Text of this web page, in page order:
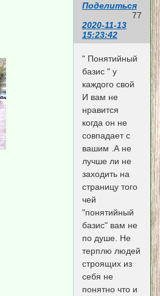
Поделиться
77
2020-11-13
15:23:42
" Понятийный
базис " у
каждого свой
И вам не
нравится
когда он не
совпадает с
вашим .А не
лучше ли не
заходить на
страницу того
чей
"понятийный
базис" вам не
по душе. Не
терплю людей
строящих из
себя не
понятно что и